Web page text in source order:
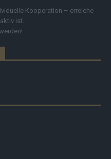
Kooperation – erreiche
ist.